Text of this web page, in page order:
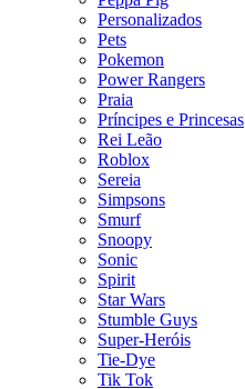
Personalizados
Pets
Pokemon
Power Rangers
Praia
Príncipes e Princesas
Rei Leão
Roblox
Sereia
Simpsons
Smurf
Snoopy
Sonic
Spirit
Star Wars
Stumble Guys
Super-Heróis
Tie-Dye
Tik Tok